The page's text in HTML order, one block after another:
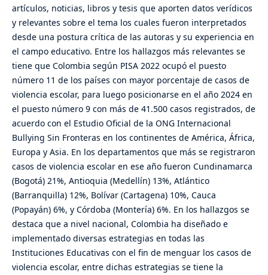
artículos, noticias, libros y tesis que aporten datos verídicos
y relevantes sobre el tema los cuales fueron interpretados
desde una postura crítica de las autoras y su experiencia en
el campo educativo. Entre los hallazgos más relevantes se
tiene que Colombia según PISA 2022 ocupó el puesto
número 11 de los países con mayor porcentaje de casos de
violencia escolar, para luego posicionarse en el año 2024 en
el puesto número 9 con más de 41.500 casos registrados, de
acuerdo con el Estudio Oficial de la ONG Internacional
Bullying Sin Fronteras en los continentes de América, África,
Europa y Asia. En los departamentos que más se registraron
casos de violencia escolar en ese año fueron Cundinamarca
(Bogotá) 21%, Antioquia (Medellín) 13%, Atlántico
(Barranquilla) 12%, Bolívar (Cartagena) 10%, Cauca
(Popayán) 6%, y Córdoba (Montería) 6%. En los hallazgos se
destaca que a nivel nacional, Colombia ha diseñado e
implementado diversas estrategias en todas las
Instituciones Educativas con el fin de menguar los casos de
violencia escolar, entre dichas estrategias se tiene la